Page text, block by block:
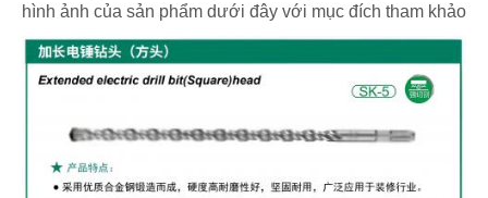
hình ảnh của sản phẩm dưới đây với mục đích tham khảo